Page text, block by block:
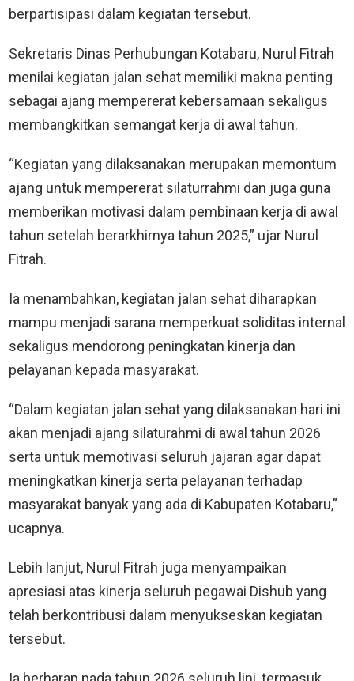
berpartisipasi dalam kegiatan tersebut.
Sekretaris Dinas Perhubungan Kotabaru, Nurul Fitrah
menilai kegiatan jalan sehat memiliki makna penting
sebagai ajang mempererat kebersamaan sekaligus
membangkitkan semangat kerja di awal tahun.
“Kegiatan yang dilaksanakan merupakan memontum
ajang untuk mempererat silaturrahmi dan juga guna
memberikan motivasi dalam pembinaan kerja di awal
tahun setelah berarkhirnya tahun 2025,” ujar Nurul
Fitrah.
Ia menambahkan, kegiatan jalan sehat diharapkan
mampu menjadi sarana memperkuat soliditas internal
sekaligus mendorong peningkatan kinerja dan
pelayanan kepada masyarakat.
“Dalam kegiatan jalan sehat yang dilaksanakan hari ini
akan menjadi ajang silaturahmi di awal tahun 2026
serta untuk memotivasi seluruh jajaran agar dapat
meningkatkan kinerja serta pelayanan terhadap
masyarakat banyak yang ada di Kabupaten Kotabaru,”
ucapnya.
Lebih lanjut, Nurul Fitrah juga menyampaikan
apresiasi atas kinerja seluruh pegawai Dishub yang
telah berkontribusi dalam menyukseskan kegiatan
tersebut.